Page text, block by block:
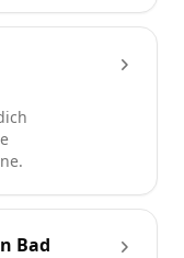
Bad